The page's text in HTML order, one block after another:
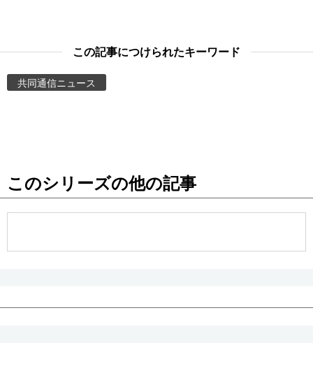
東京
この記事につけられたキーワード
共同通信ニュース
このシリーズの他の記事